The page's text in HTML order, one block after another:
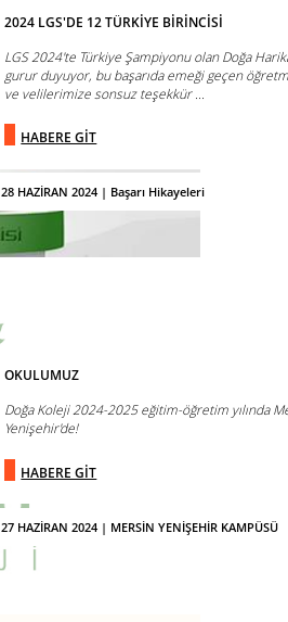
28 HAZİRAN 2024 | Başarı Hikayeleri
2024 LGS'DE 12 TÜRKİYE BİRİNCİSİ
LGS 2024'te Türkiye Şampiyonu olan Doğa
gurur duyuyor, bu başarıda emeği geçen
ve velilerimize sonsuz teşekkür ...
HABERE GİT
27 HAZİRAN 2024 | MERSİN YENİŞEHİR KAMPÜSÜ
OKULUMUZ
Doğa Koleji 2024-2025 eğitim-öğretim yılında
Yenişehir'de!
HABERE GİT